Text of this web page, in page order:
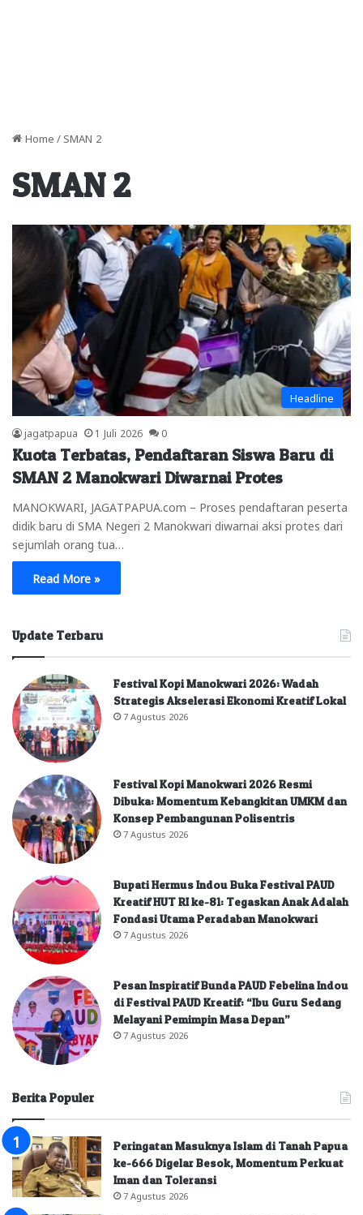
Home / SMAN 2
SMAN 2
Headline
jagatpapua 1 Juli 2026 0
Kuota Terbatas, Pendaftaran Siswa Baru di
SMAN 2 Manokwari Diwarnai Protes
MANOKWARI, JAGATPAPUA.com – Proses pendaftaran peserta
didik baru di SMA Negeri 2 Manokwari diwarnai aksi protes dari
sejumlah orang tua…
Read More »
Update Terbaru
Festival Kopi Manokwari 2026: Wadah
Strategis Akselerasi Ekonomi Kreatif Lokal
7 Agustus 2026
Festival Kopi Manokwari 2026 Resmi
Dibuka: Momentum Kebangkitan UMKM dan
Konsep Pembangunan Polisentris
7 Agustus 2026
Bupati Hermus Indou Buka Festival PAUD
Kreatif HUT RI ke-81: Tegaskan Anak Adalah
Fondasi Utama Peradaban Manokwari
7 Agustus 2026
Pesan Inspiratif Bunda PAUD Febelina Indou
di Festival PAUD Kreatif: “Ibu Guru Sedang
Melayani Pemimpin Masa Depan”
7 Agustus 2026
Berita Populer
Peringatan Masuknya Islam di Tanah Papua
ke-666 Digelar Besok, Momentum Perkuat
Iman dan Toleransi
7 Agustus 2026